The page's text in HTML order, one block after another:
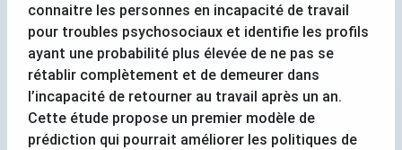
connaitre les personnes en incapacité de travail
pour troubles psychosociaux et identifie les profils
ayant une probabilité plus élevée de ne pas se
rétablir complètement et de demeurer dans
l’incapacité de retourner au travail après un an.
Cette étude propose un premier modèle de
prédiction qui pourrait améliorer les politiques de